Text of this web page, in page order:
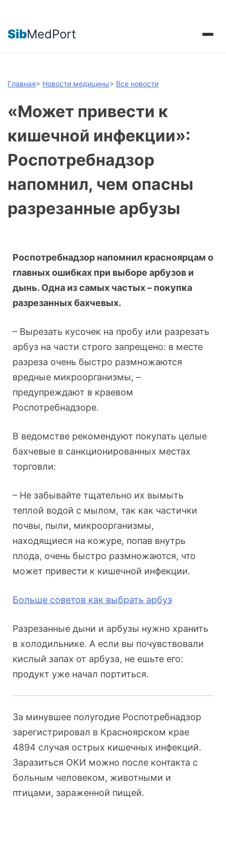
SibMedPort
Главная> Новости медицины> Все новости
«Может привести к
кишечной инфекции»:
Роспотребнадзор
напомнил, чем опасны
разрезанные арбузы
Роспотребнадзор напомнил красноярцам о
главных ошибках при выборе арбузов и
дынь. Одна из самых частых – покупка
разрезанных бахчевых.
– Вырезать кусочек на пробу или разрезать
арбуз на части строго запрещено: в месте
разреза очень быстро размножаются
вредные микроорганизмы, –
предупреждают в краевом
Роспотребнадзоре.
В ведомстве рекомендуют покупать целые
бахчевые в санкционированных местах
торговли:
– Не забывайте тщательно их вымыть
теплой водой с мылом, так как частички
почвы, пыли, микроорганизмы,
находящиеся на кожуре, попав внутрь
плода, очень быстро размножаются, что
может привести к кишечной инфекции.
Больше советов как выбрать арбуз
Разрезанные дыни и арбузы нужно хранить
в холодильнике. А если вы почувствовали
кислый запах от арбуза, не ешьте его:
продукт уже начал портиться.
За минувшее полугодие Роспотребнадзор
зарегистрировал в Красноярском крае
4894 случая острых кишечных инфекций.
Заразиться ОКИ можно после контакта с
больным человеком, животными и
птицами, зараженной пищей.